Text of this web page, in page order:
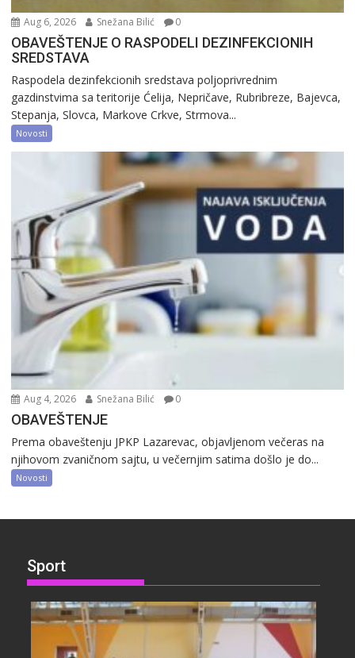
Aug 6, 2026 Snežana Bilić 0
OBAVEŠTENJE O RASPODELI DEZINFEKCIONIH
SREDSTAVA
Raspodela dezinfekcionih sredstava poljoprivrednim
gazdinstvima sa teritorije Ćelija, Nepričave, Rubribreze, Bajevca,
Stepanja, Slovca, Markove Crkve, Strmova...
Novosti
Aug 4, 2026 Snežana Bilić 0
OBAVEŠTENJE
Prema obaveštenju JPKP Lazarevac, objavljenom večeras na
njihovom zvaničnom sajtu, u večernjim satima došlo je do...
Novosti
Sport